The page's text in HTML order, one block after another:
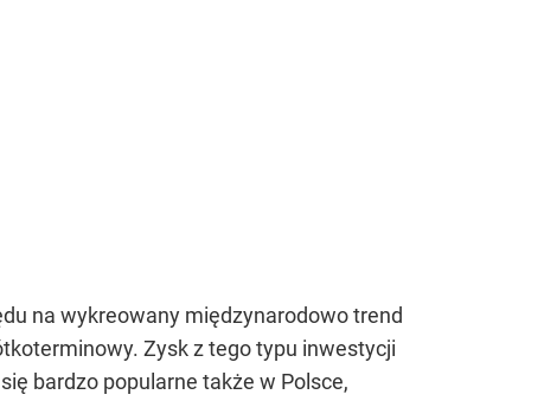
na wykreowany międzynarodowo trend
Zysk z tego typu inwestycji
bardzo popularne także w Polsce,